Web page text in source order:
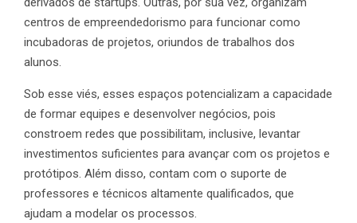
centros de empreendedorismo para funcionar como
incubadoras de projetos, oriundos de trabalhos dos
alunos.
Sob esse viés, esses espaços potencializam a capacidade
de formar equipes e desenvolver negócios, pois
constroem redes que possibilitam, inclusive, levantar
investimentos suficientes para avançar com os projetos e
protótipos. Além disso, contam com o suporte de
professores e técnicos altamente qualificados, que
ajudam a modelar os processos.